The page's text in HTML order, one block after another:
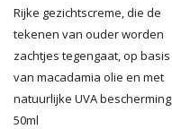
Rijke gezichtscreme, die de
tekenen van ouder worden
zachtjes tegengaat, op basis
van macadamia olie en met
natuurlijke UVA bescherming,
50ml